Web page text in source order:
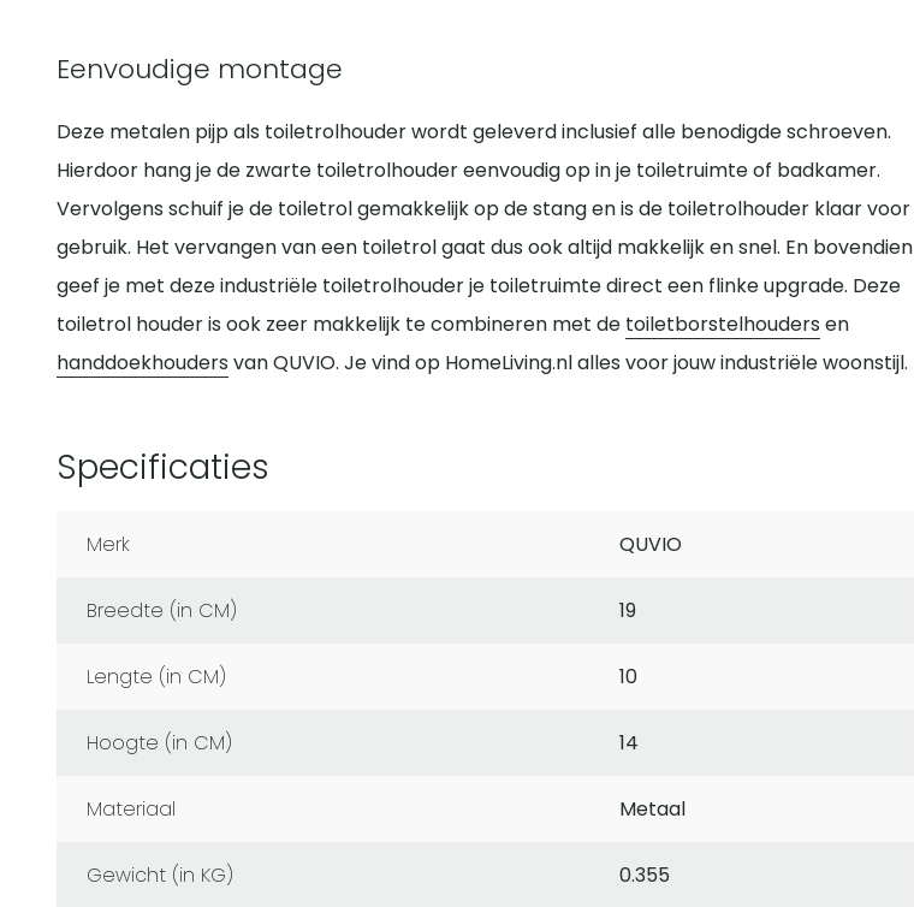
Eenvoudige montage
Deze metalen pijp als toiletrolhouder wordt geleverd inclusief alle benodigde schroeven.
Hierdoor hang je de zwarte toiletrolhouder eenvoudig op in je toiletruimte of badkamer.
Vervolgens schuif je de toiletrol gemakkelijk op de stang en is de toiletrolhouder klaar voor
gebruik. Het vervangen van een toiletrol gaat dus ook altijd makkelijk en snel. En bovendien
geef je met deze industriële toiletrolhouder je toiletruimte direct een flinke upgrade. Deze
toiletrol houder is ook zeer makkelijk te combineren met de toiletborstelhouders en
handdoekhouders van QUVIO. Je vind op HomeLiving.nl alles voor jouw industriële woonstijl.
Specificaties
Merk QUVIO
Breedte (in CM) 19
Lengte (in CM) 10
Hoogte (in CM) 14
Materiaal Metaal
Gewicht (in KG) 0.355